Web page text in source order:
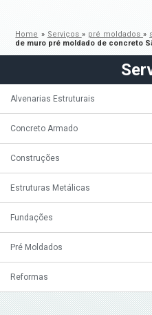
Home » Serviços » pré moldados»
de muro pré moldado de concreto
Alvenarias Estruturais
Concreto Armado
Construções
Estruturas Metálicas
Fundações
Pré Moldados
Reformas